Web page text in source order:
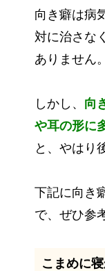
向き癖は病
対に治さな
ありません。
しかし、 向
や耳の形に
と、やはり
下記に向き
で、ぜひ参
こまめに